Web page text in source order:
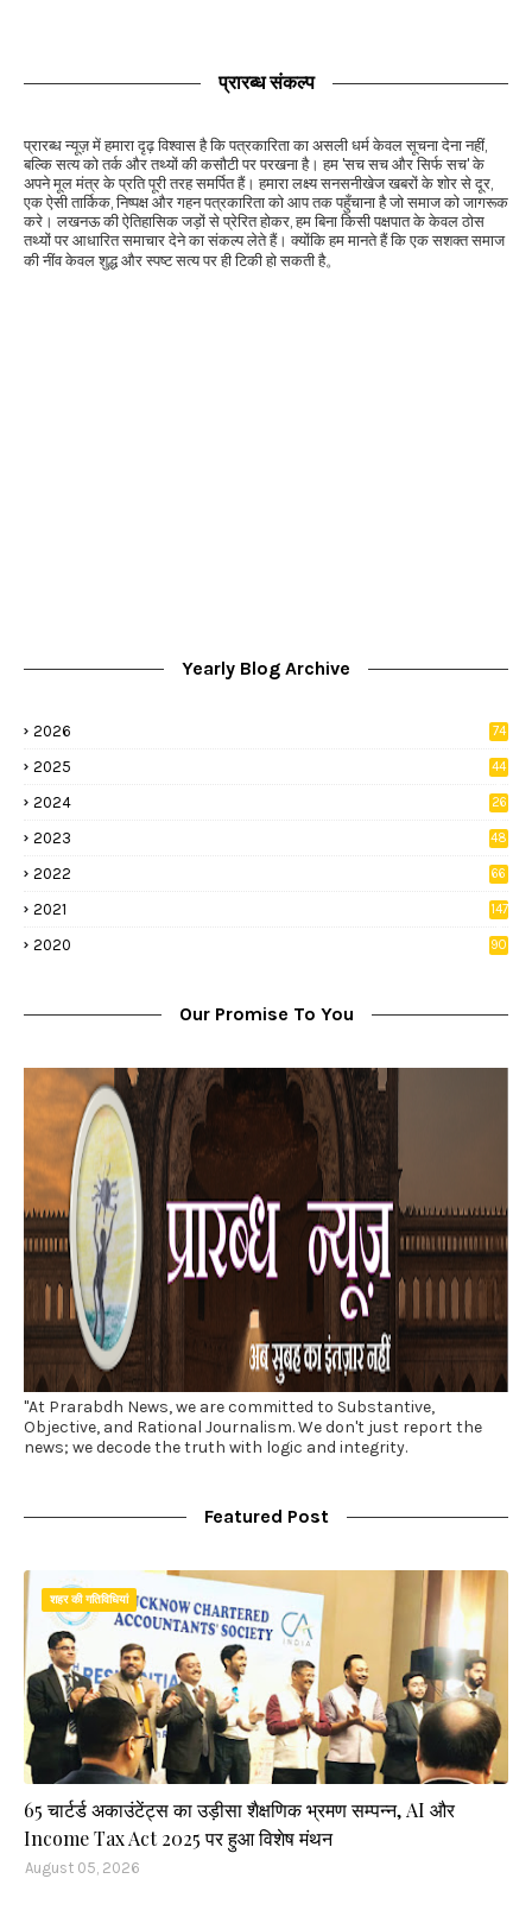
प्रारब्ध संकल्प
प्रारब्ध न्यूज़ में हमारा दृढ़ विश्वास है कि पत्रकारिता का असली धर्म केवल सूचना देना नहीं,
बल्कि सत्य को तर्क और तथ्यों की कसौटी पर परखना है। हम 'सच सच और सिर्फ सच' के
अपने मूल मंत्र के प्रति पूरी तरह समर्पित हैं। हमारा लक्ष्य सनसनीखेज खबरों के शोर से दूर,
एक ऐसी तार्किक, निष्पक्ष और गहन पत्रकारिता को आप तक पहुँचाना है जो समाज को जागरूक
करे। लखनऊ की ऐतिहासिक जड़ों से प्रेरित होकर, हम बिना किसी पक्षपात के केवल ठोस
तथ्यों पर आधारित समाचार देने का संकल्प लेते हैं। क्योंकि हम मानते हैं कि एक सशक्त समाज
की नींव केवल शुद्ध और स्पष्ट सत्य पर ही टिकी हो सकती है。
Yearly Blog Archive
2026
74
2025
44
2024
26
2023 48
2022
66
2021
147
2020
90
Our Promise To You
"At Prarabdh News, we are committed to Substantive,
Objective, and Rational Journalism. We don't just report the
news; we decode the truth with logic and integrity.
Featured Post
शहर की गतिविधियां
65 चार्टर्ड अकाउंटेंट्स का उड़ीसा शैक्षणिक भ्रमण सम्पन्न, AI और
Income Tax Act 2025 पर हुआ विशेष मंथन
August 05, 2026